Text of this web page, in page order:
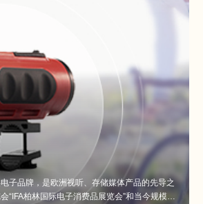
子品牌，是欧洲视听、存储媒体产品的先导之
“IFA柏林国际电子消费品展览会”和当今规模大